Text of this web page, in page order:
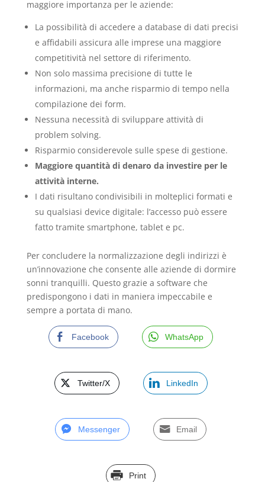
maggiore importanza per le aziende:
La possibilità di accedere a database di dati precisi
e affidabili assicura alle imprese una maggiore
competitività nel settore di riferimento.
Non solo massima precisione di tutte le
informazioni, ma anche risparmio di tempo nella
compilazione dei form.
Nessuna necessità di sviluppare attività di
problem solving.
Risparmio considerevole sulle spese di gestione.
Maggiore quantità di denaro da investire per le
attività interne.
I dati risultano condivisibili in molteplici formati e
su qualsiasi device digitale: l’accesso può essere
fatto tramite smartphone, tablet e pc.
Per concludere la normalizzazione degli indirizzi è
un’innovazione che consente alle aziende di dormire
sonni tranquilli. Questo grazie a software che
predispongono i dati in maniera impeccabile e
sempre a portata di mano.
Facebook WhatsApp
Twitter/X LinkedIn
Messenger Email
Print